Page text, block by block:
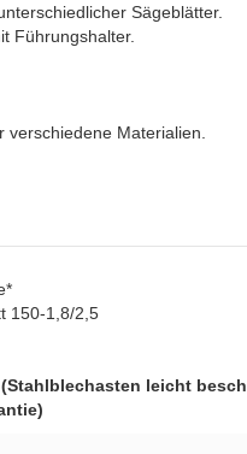
Sägeblätter.
Führungshalter.
Materialien.
150-1,8/2,5
leicht